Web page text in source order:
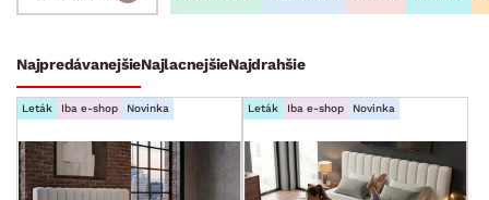
FARBA
NajpredávanejšieNajlacnejšieNajdrahšie
Leták Iba e-shop Novinka Leták Iba e-shop Novinka